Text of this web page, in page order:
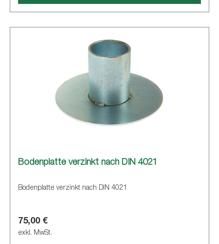
Bodenplatte verzinkt nach DIN 4021
Bodenplatte verzinkt nach DIN 4021
75,00 €
exkl. MwSt.